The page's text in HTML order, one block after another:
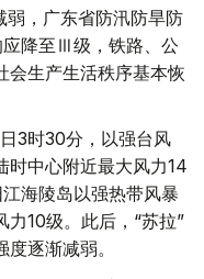
弱，广东省防汛防旱防
应降至Ⅲ级，铁路、公
会生产生活秩序基本恢
3时30分，以强台风
时中心附近最大风力14
海陵岛以强热带风暴
10级。此后，“苏拉”
逐渐减弱。